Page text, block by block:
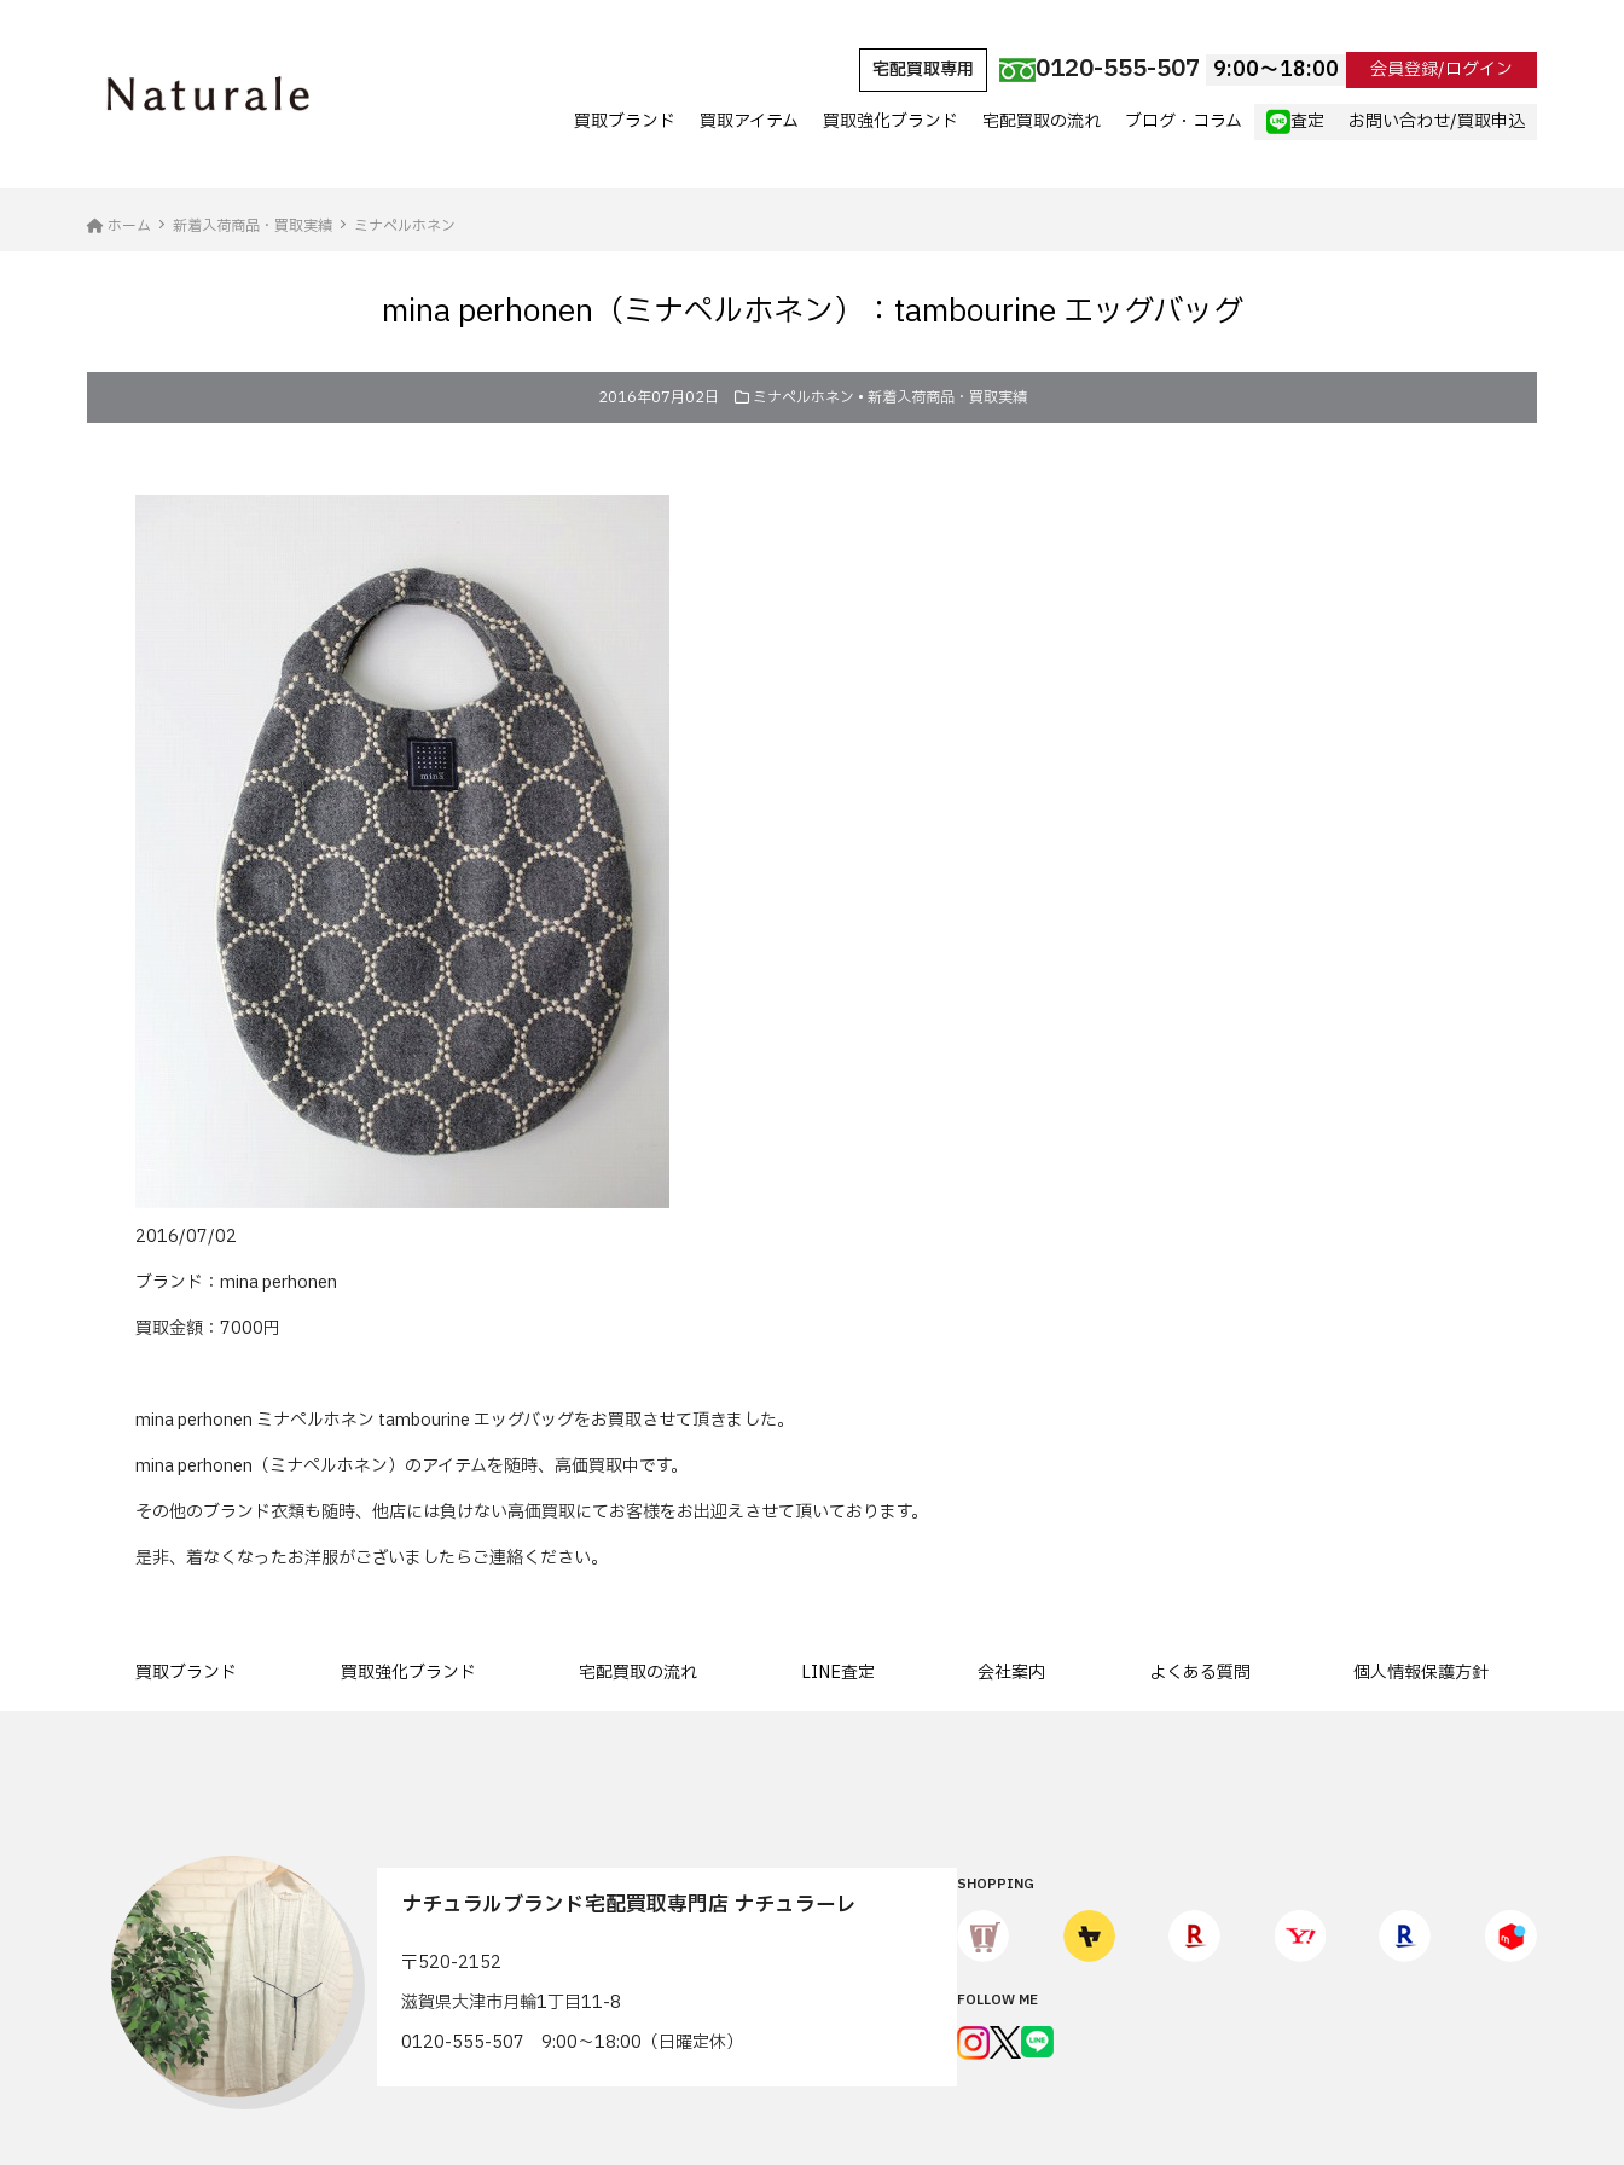
宅配買取専用 0120-555-507 9:00〜18:00 会員登録/ログイン
買取ブランド 買取アイテム 買取強化ブランド 宅配買取の流れ ブログ・コラム 査定 お問い合わせ/買取申込
ホーム 新着入荷商品・買取実績 ミナペルホネン
mina perhonen（ミナペルホネン）：tambourine エッグバッグ
2016年07月02日 ミナペルホネン • 新着入荷商品・買取実績
2016/07/02
ブランド：mina perhonen
買取金額：7000円
mina perhonen ミナペルホネン tambourine エッグバッグをお買取させて頂きました。
mina perhonen（ミナペルホネン）のアイテムを随時、高価買取中です。
その他のブランド衣類も随時、他店には負けない高価買取にてお客様をお出迎えさせて頂いております。
是非、着なくなったお洋服がございましたらご連絡ください。
買取ブランド 買取強化ブランド 宅配買取の流れ LINE査定 会社案内 よくある質問 個人情報保護方針
ナチュラルブランド宅配買取専門店 ナチュラーレ
〒520-2152
滋賀県大津市月輪1丁目11-8
0120-555-507 9:00〜18:00（日曜定休）
SHOPPING
FOLLOW ME